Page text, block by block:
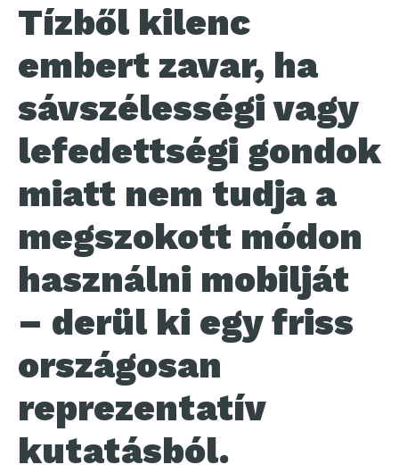
Tízből kilenc
embert zavar, ha
sávszélességi vagy
lefedettségi gondok
miatt nem tudja a
megszokott módon
használni mobilját
– derül ki egy friss
országosan
reprezentatív
kutatásból.